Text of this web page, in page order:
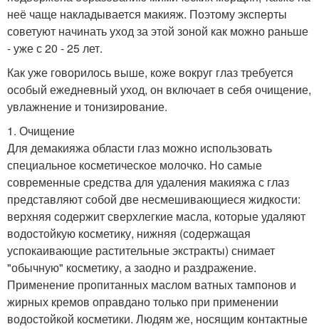
неё чаще накладывается макияж. Поэтому эксперты
советуют начинать уход за этой зоной как можно раньше
- уже с 20 - 25 лет.
Как уже говорилось выше, коже вокруг глаз требуется
особый ежедневный уход, он включает в себя очищение,
увлажнение и тонизирование.
1. Очищение
Для демакияжа области глаз можно использовать
специальное косметическое молочко. Но самые
современные средства для удаления макияжа с глаз
представляют собой две несмешивающиеся жидкости:
верхняя содержит сверхлегкие масла, которые удаляют
водостойкую косметику, нижняя (содержащая
успокаивающие растительные экстракты) снимает
"обычную" косметику, а заодно и раздражение.
Применение пропитанных маслом ватных тампонов и
жирных кремов оправдано только при применении
водостойкой косметики. Людям же, носящим контактные